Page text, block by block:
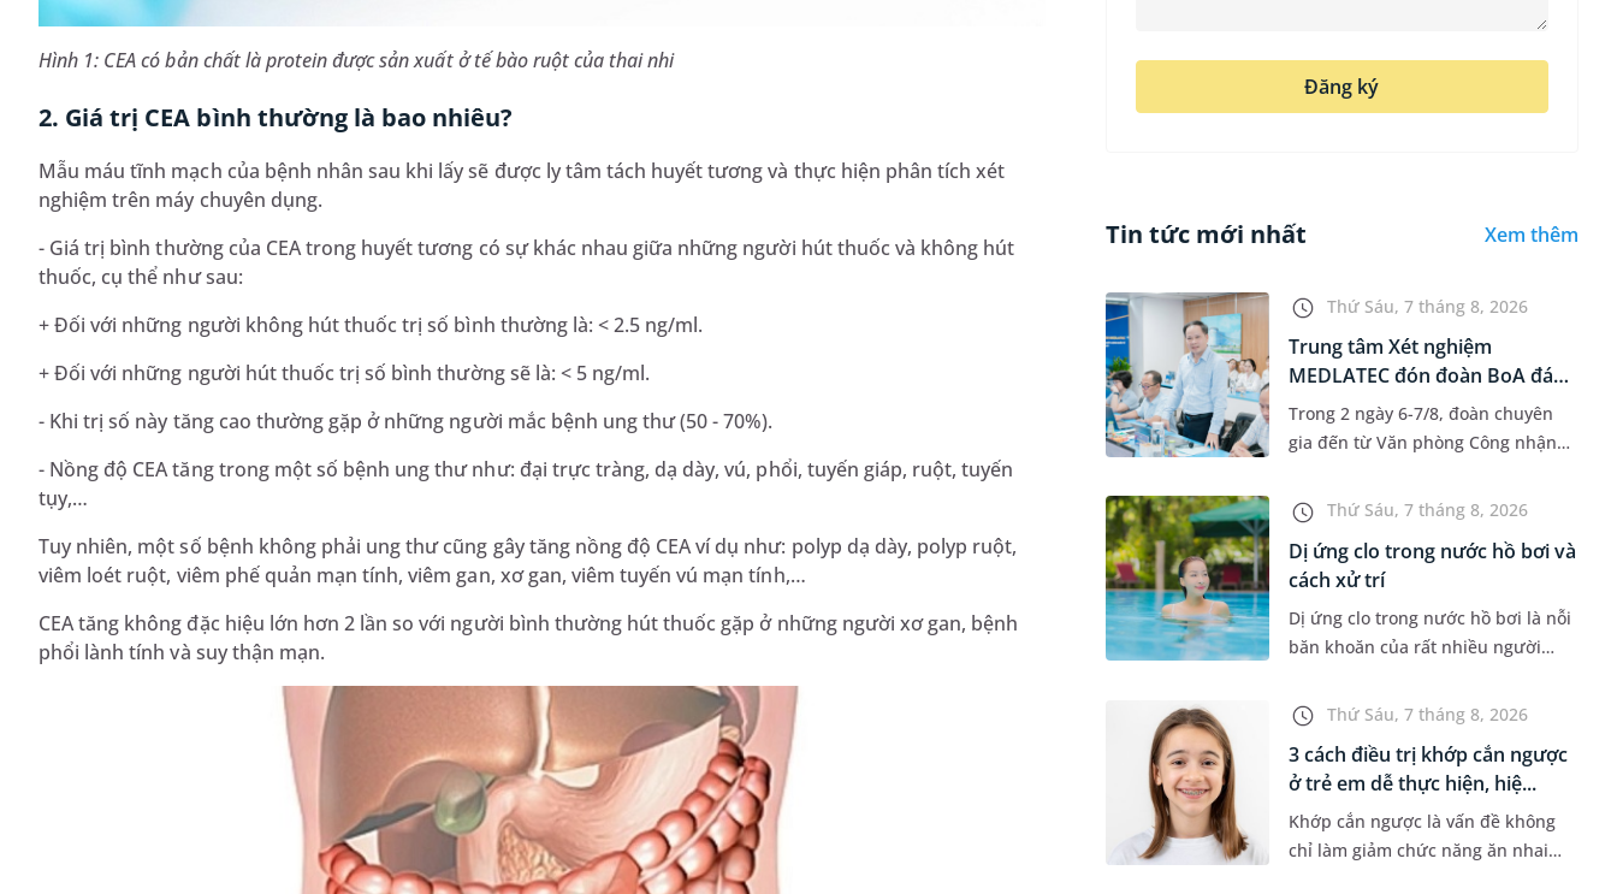
Hình 1: CEA có bản chất là protein được sản xuất ở tế bào ruột của thai nhi
2. Giá trị CEA bình thường là bao nhiêu?
Mẫu máu tĩnh mạch của bệnh nhân sau khi lấy sẽ được ly tâm tách huyết tương và thực hiện phân tích xét
nghiệm trên máy chuyên dụng.
- Giá trị bình thường của CEA trong huyết tương có sự khác nhau giữa những người hút thuốc và không hút
thuốc, cụ thể như sau:
+ Đối với những người không hút thuốc trị số bình thường là: < 2.5 ng/ml.
+ Đối với những người hút thuốc trị số bình thường sẽ là: < 5 ng/ml.
- Khi trị số này tăng cao thường gặp ở những người mắc bệnh ung thư (50 - 70%).
- Nồng độ CEA tăng trong một số bệnh ung thư như: đại trực tràng, dạ dày, vú, phổi, tuyến giáp, ruột, tuyến
tụy,…
Tuy nhiên, một số bệnh không phải ung thư cũng gây tăng nồng độ CEA ví dụ như: polyp dạ dày, polyp ruột,
viêm loét ruột, viêm phế quản mạn tính, viêm gan, xơ gan, viêm tuyến vú mạn tính,…
CEA tăng không đặc hiệu lớn hơn 2 lần so với người bình thường hút thuốc gặp ở những người xơ gan, bệnh
phổi lành tính và suy thận mạn.
Đăng ký
Tin tức mới nhất Xem thêm
Thứ Sáu, 7 tháng 8, 2026
Trung tâm Xét nghiệm
MEDLATEC đón đoàn BoA đánh
giá giám...
Trong 2 ngày 6-7/8, đoàn chuyên
gia đến từ Văn phòng Công nhận
nhận và đánh giá cao nỗ lực duy trì
hệ thống quản lý chất lượ...
Thứ Sáu, 7 tháng 8, 2026
Dị ứng clo trong nước hồ bơi và
cách xử trí
Dị ứng clo trong nước hồ bơi là nỗi
băn khoăn của rất nhiều người
trường hợp thường xuyên bơi ở
những hồ bơi nhân tạo. Bài v...
Thứ Sáu, 7 tháng 8, 2026
3 cách điều trị khớp cắn ngược
ở trẻ em dễ thực hiện, hiệ...
Khớp cắn ngược là vấn đề không
chỉ làm giảm chức năng ăn nhai